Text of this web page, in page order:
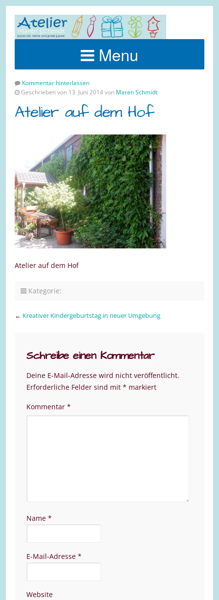
Menu
Kommentar hinterlassen
Geschrieben von 13. Juni 2014 von Maren Schmidt
Atelier auf dem Hof
Atelier auf dem Hof
Kategorie:
← Kreativer Kindergeburtstag in neuer Umgebung
Schreibe einen Kommentar
Deine E-Mail-Adresse wird nicht veröffentlicht.
Erforderliche Felder sind mit * markiert
Kommentar *
Name *
E-Mail-Adresse *
Website